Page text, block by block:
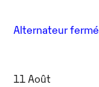
Alternateur fermé
11 Août